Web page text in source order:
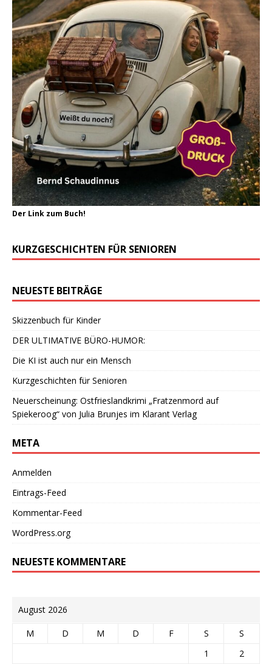
Der Link zum Buch!
KURZGESCHICHTEN FÜR SENIOREN
NEUESTE BEITRÄGE
Skizzenbuch für Kinder
DER ULTIMATIVE BÜRO-HUMOR:
Die KI ist auch nur ein Mensch
Kurzgeschichten für Senioren
Neuerscheinung: Ostfrieslandkrimi „Fratzenmord auf
Spiekeroog“ von Julia Brunjes im Klarant Verlag
META
Anmelden
Eintrags-Feed
Kommentar-Feed
WordPress.org
NEUESTE KOMMENTARE
August 2026
M D M D F S
S
1
2